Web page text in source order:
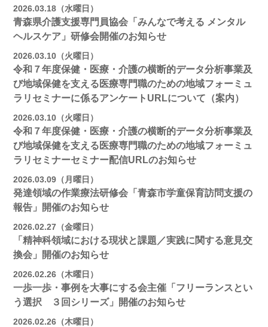
2026.03.18（水曜日）
青森県介護支援専門員協会「みんなで考える メンタル
ヘルスケア」研修会開催のお知らせ
2026.03.10（火曜日）
令和７年度保健・医療・介護の横断的データ分析事業及
び地域保健を支える医療専門職のための地域フォーミュ
ラリセミナーに係るアンケートURLについて（案内）
2026.03.10（火曜日）
令和７年度保健・医療・介護の横断的データ分析事業及
び地域保健を支える医療専門職のための地域フォーミュ
ラリセミナーセミナー配信URLのお知らせ
2026.03.09（月曜日）
発達領域の作業療法研修会「青森市学童保育訪問支援の
報告」開催のお知らせ
2026.02.27（金曜日）
「精神科領域における現状と課題／実践に関する意見交
換会」開催のお知らせ
2026.02.26（木曜日）
一歩一歩・事例を大事にする会主催「フリーランスとい
う選択 ３回シリーズ」開催のお知らせ
2026.02.26（木曜日）